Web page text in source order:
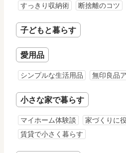
すっきり収納術 断捨離のコツ
子どもと暮らす
愛用品
シンプルな生活用品 無印良品
小さな家で暮らす
マイホーム体験談
家づくりに
賃貸で小さく暮らす